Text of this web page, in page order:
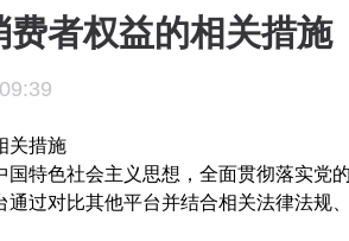
者权益的相关措施
关措施
国特色社会主义思想，全面贯彻落实党
通过对比其他平台并结合相关法律法规